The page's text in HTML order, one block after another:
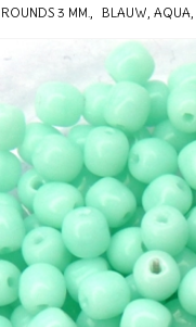
ROUNDS 3 MM., BLAUW,